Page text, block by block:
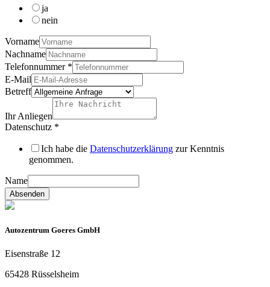
ja
nein
Vorname
Nachname
Telefonnummer *
E-Mail
Betreff
Ihr Anliegen
Datenschutz *
Ich habe die Datenschutzerklärung zur Kenntnis
genommen.
Name
Absenden
Autozentrum Goeres GmbH
Eisenstraße 12
65428 Rüsselsheim